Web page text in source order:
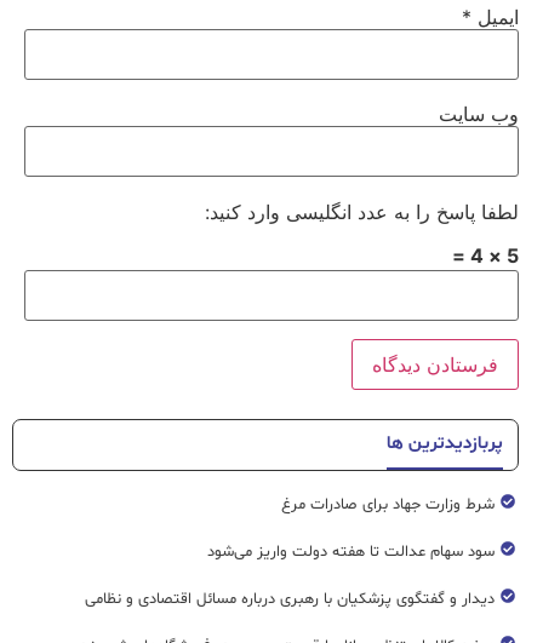
ایمیل *
وب‌ سایت
لطفا پاسخ را به عدد انگلیسی وارد کنید:
5 × 4 =
پربازدیدترین ها
شرط وزارت جهاد برای صادرات مرغ
سود سهام عدالت تا هفته دولت واریز می‌شود
دیدار و گفتگوی پزشکیان با رهبری درباره مسائل اقتصادی و نظامی